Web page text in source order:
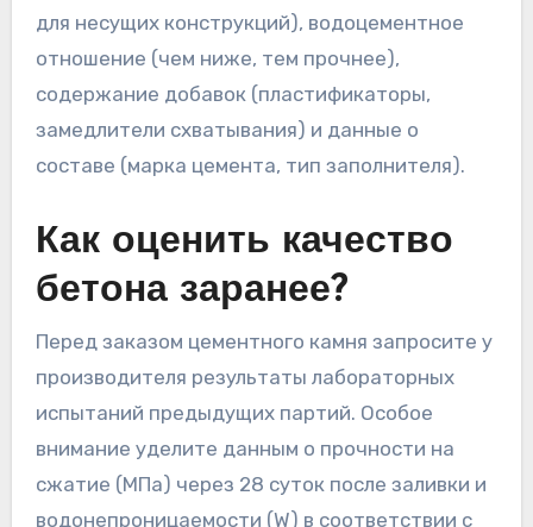
для несущих конструкций), водоцементное
отношение (чем ниже, тем прочнее),
содержание добавок (пластификаторы,
замедлители схватывания) и данные о
составе (марка цемента, тип заполнителя).
Как оценить качество
бетона заранее?
Перед заказом цементного камня запросите у
производителя результаты лабораторных
испытаний предыдущих партий. Особое
внимание уделите данным о прочности на
сжатие (МПа) через 28 суток после заливки и
водонепроницаемости (W) в соответствии с